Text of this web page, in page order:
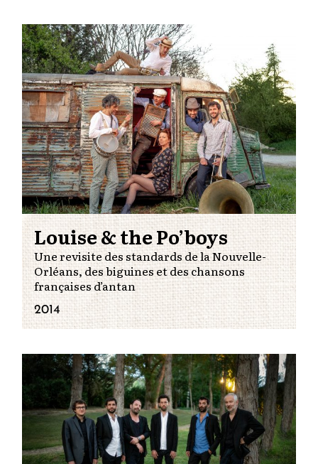
Louise & the Po’boys
Une revisite des standards de la Nouvelle-
Orléans, des biguines et des chansons
françaises d’antan
2014